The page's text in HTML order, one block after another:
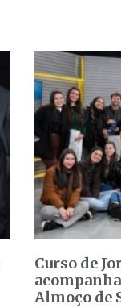
Curso de
Almoço de